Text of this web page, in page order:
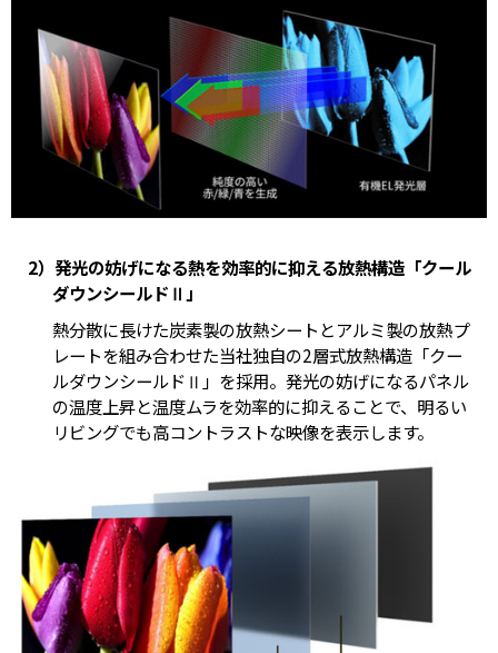
2）発光の妨げになる熱を効率的に抑える放熱構造「クール
ダウンシールドⅡ」
熱分散に長けた炭素製の放熱シートとアルミ製の放熱プ
レートを組み合わせた当社独自の2層式放熱構造「クー
ルダウンシールドⅡ」を採用。発光の妨げになるパネル
の温度上昇と温度ムラを効率的に抑えることで、明るい
リビングでも高コントラストな映像を表示します。